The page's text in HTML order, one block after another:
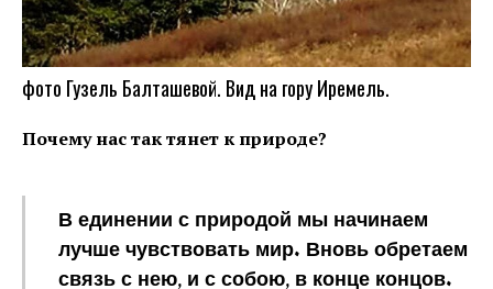
фото Гузель Балташевой. Вид на гору Иремель.
Почему нас так тянет к природе?
В единении с природой мы начинаем
лучше чувствовать мир. Вновь обретаем
связь с нею, и с собою, в конце концов.